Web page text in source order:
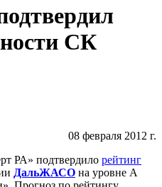
СК
08 февраля 2012 г.
РА» подтвердило рейтинг
ДальЖАСО на уровне А